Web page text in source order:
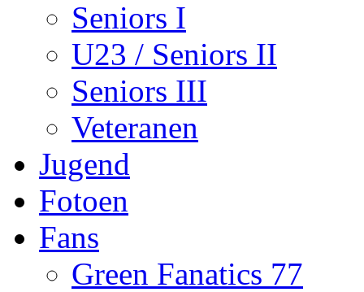
Seniors I
U23 / Seniors II
Seniors III
Veteranen
Jugend
Fotoen
Fans
Green Fanatics 77